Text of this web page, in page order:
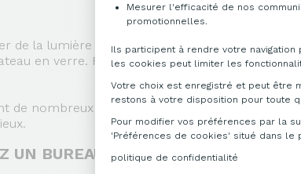
Mesurer l'efficacité de nos
promotionnelles.
Ils participent à rendre votre navigation
les cookies peut limiter les
Votre choix est enregistré et peut être
restons à votre disposition pour toute
Pour modifier vos préférences par la
'Préférences de cookies' situé dans le
politique de confidentialité
de la lumière et de la clarté à votre bureau de
en verre. France Bureau dispose d'un
de nombreux bureaux professionnels : bureau
UN BUREAU EN VERRE DESIGN DE